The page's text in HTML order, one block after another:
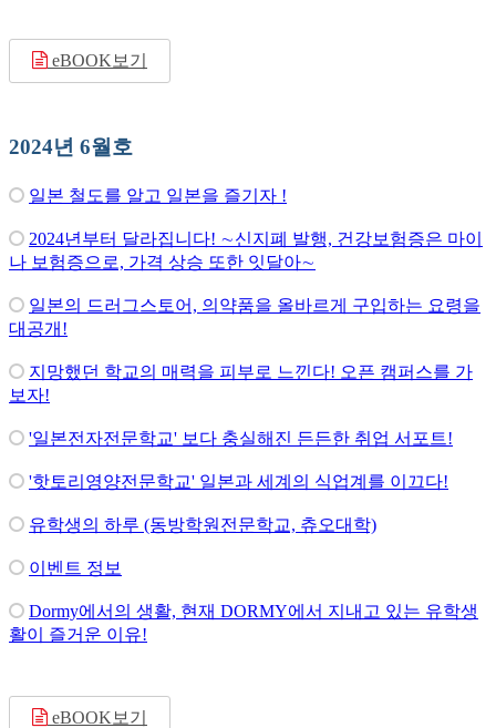
eBOOK보기
2024년 6월호
일본 철도를 알고 일본을 즐기자 !
2024년부터 달라집니다! ∼신지폐 발행, 건강보험증은 마이
나 보험증으로, 가격 상승 또한 잇달아∼
일본의 드러그스토어, 의약품을 올바르게 구입하는 요령을
대공개!
지망했던 학교의 매력을 피부로 느낀다! 오픈 캠퍼스를 가
보자!
'일본전자전문학교' 보다 충실해진 든든한 취업 서포트!
'핫토리영양전문학교' 일본과 세계의 식업계를 이끄다!
유학생의 하루 (동방학원전문학교, 츄오대학)
이벤트 정보
Dormy에서의 생활, 현재 DORMY에서 지내고 있는 유학생
활이 즐거운 이유!
eBOOK보기